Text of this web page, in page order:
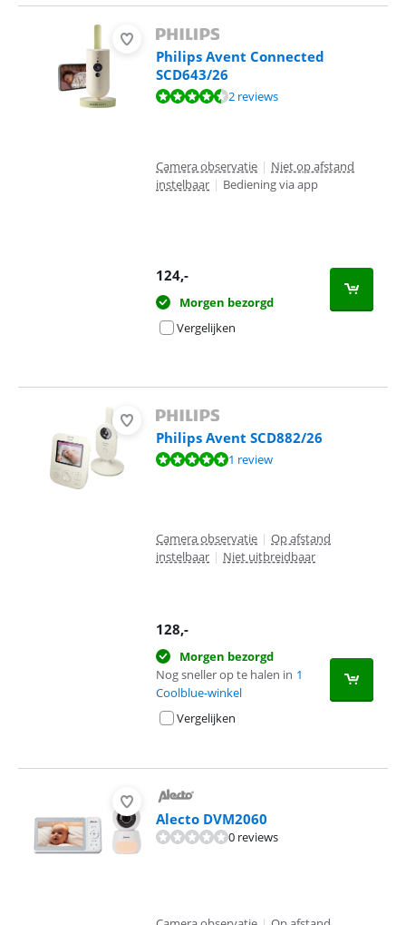
Philips Avent Connected
SCD643/26
Beoordeling is 9,0 van de 10, gebaseerd op 2 reviews.
2 reviews
Camera observatie | Niet op afstand
instelbaar | Bediening via app
124,-
Morgen bezorgd
Vergelijken
Philips Avent SCD882/26
Beoordeling is 10 van de 10, gebaseerd op 1 review.
1 review
Camera observatie | Op afstand
instelbaar | Niet uitbreidbaar
128,-
Morgen bezorgd
Nog sneller op te halen in 1
Coolblue-winkel
Vergelijken
Alecto DVM2060
0 reviews